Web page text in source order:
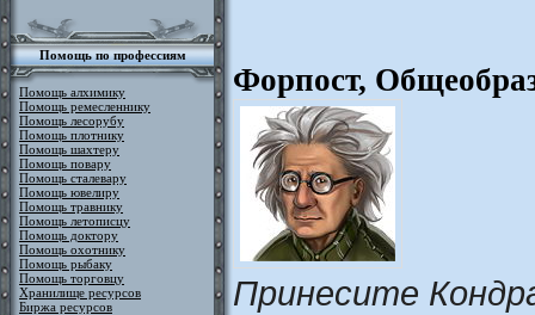
Помощь по профессиям
Помощь алхимику
Помощь ремесленнику
Помощь лесорубу
Помощь плотнику
Помощь шахтеру
Помощь повару
Помощь сталевару
Помощь ювелиру
Помощь травнику
Помощь летописцу
Помощь доктору
Помощь охотнику
Помощь рыбаку
Помощь торговцу
Хранилище ресурсов
Биржа ресурсов
Форпост,
Принесите